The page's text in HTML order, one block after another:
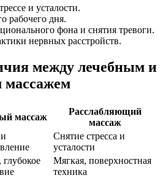
и усталости.
рабочего дня.
фона и снятия тревоги.
нервных расстройств.
между лечебным и
массажем
массаж
Расслабляющий
массаж
Снятие стресса и
усталости
Мягкая, поверхностная
техника